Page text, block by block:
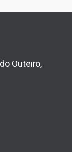
Outeiro,